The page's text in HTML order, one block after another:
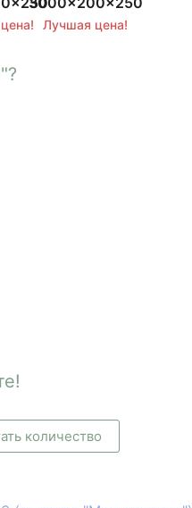
Лучшая цена!
количество